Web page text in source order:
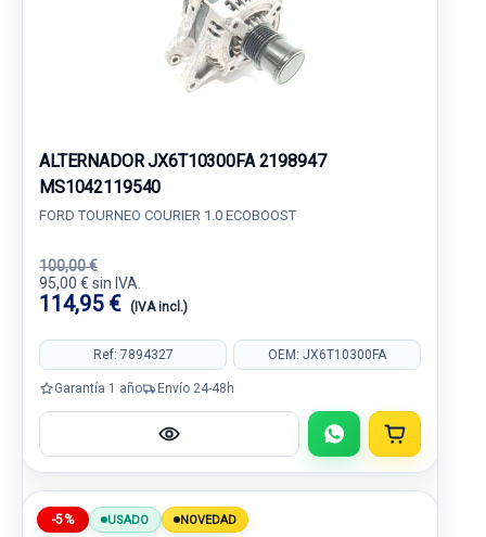
ALTERNADOR JX6T10300FA 2198947
MS1042119540
FORD TOURNEO COURIER 1.0 ECOBOOST
100,00 €
95,00 € sin IVA.
114,95 € (IVA incl.)
Ref: 7894327 OEM: JX6T10300FA
Garantía 1 año Envío 24-48h
-5% USADO NOVEDAD